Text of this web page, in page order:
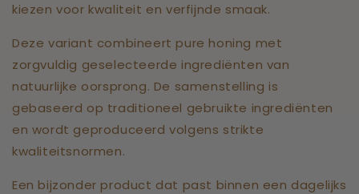
kiezen voor kwaliteit en verfijnde smaak.
Deze variant combineert pure honing met
zorgvuldig geselecteerde ingrediënten van
natuurlijke oorsprong. De samenstelling is
gebaseerd op traditioneel gebruikte ingrediënten
en wordt geproduceerd volgens strikte
kwaliteitsnormen.
Een bijzonder product dat past binnen een dagelijks